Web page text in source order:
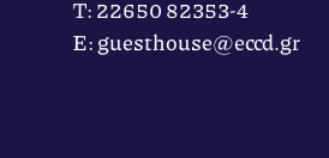
Τ: 22650 82353-4
Ε: guesthouse@eccd.gr